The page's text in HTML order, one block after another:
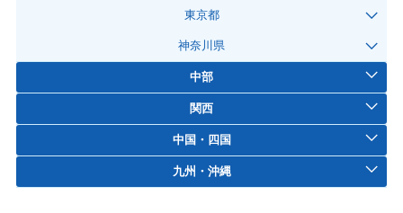
東京都
神奈川県
中部
関西
中国・四国
九州・沖縄